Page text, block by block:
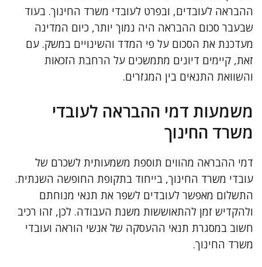
ההבראה לעובדים, ובפרט לעובדי משרד החינוך. בעוד
שבעבר סכום ההבראה היה נמוך יותר, כיום המדינה
מעדכנת את הסכום על פי המדד והשינויים במשק. עם
זאת, קיימים דיונים מתמשכים על הרחבת הזכאות
והשוואת התנאים בין המגזרים.
משמעות דמי ההבראה לעובדי
משרד החינוך
דמי ההבראה מהווים תוספת משמעותית לשכרם של
עובדי משרד החינוך, בייחוד בתקופת החופשה השנתית.
התשלום מאפשר לעובדים לשפר את תנאי מנוחתם
ולהקדיש זמן להתאוששות משנת העבודה. לכן, זהו רכיב
חשוב במסגרת תנאי ההעסקה של אנשי הוראה ועובדי
משרד החינוך.